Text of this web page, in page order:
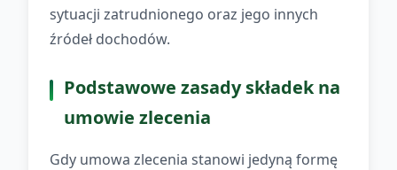
sytuacji zatrudnionego oraz jego innych
źródeł dochodów.
Podstawowe zasady składek na
umowie zlecenia
Gdy umowa zlecenia stanowi jedyną formę